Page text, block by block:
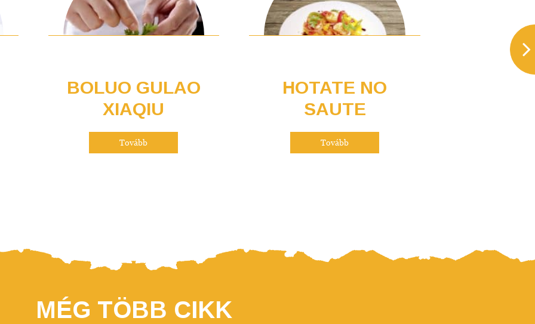
BOLUO GULAO
XIAQIU
Tovább
HOTATE NO
SAUTE
Tovább
MÉG TÖBB CIKK